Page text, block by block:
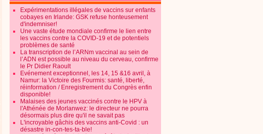
Expérimentations illégales de vaccins sur enfants
cobayes en Irlande: GSK refuse honteusement
d'indemniser!
Une vaste étude mondiale confirme le lien entre
les vaccins contre la COVID-19 et de potentiels
problèmes de santé
La transcription de l’ARNm vaccinal au sein de
l’ADN est possible au niveau du cerveau, confirme
le Pr Didier Raoult
Evénement exceptionnel, les 14, 15 &16 avril, à
Namur: la Victoire des Fourmis: santé, liberté,
réinformation / Enregistrement du Congrès enfin
disponible!
Malaises des jeunes vaccinés contre le HPV à
l'Athénée de Morlanwez: le directeur ne pourra
désormais plus dire qu'il ne savait pas
L'incroyable gâchis des vaccins anti-Covid : un
désastre in-con-tes-ta-ble!